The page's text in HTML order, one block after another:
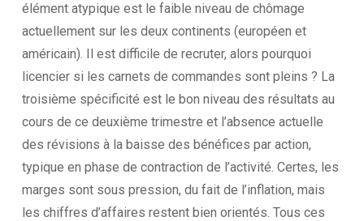
élément atypique est le faible niveau de chômage
actuellement sur les deux continents (européen et
américain). Il est difficile de recruter, alors pourquoi
licencier si les carnets de commandes sont pleins ? La
troisième spécificité est le bon niveau des résultats au
cours de ce deuxième trimestre et l’absence actuelle
des révisions à la baisse des bénéfices par action,
typique en phase de contraction de l’activité. Certes, les
marges sont sous pression, du fait de l’inflation, mais
les chiffres d’affaires restent bien orientés. Tous ces